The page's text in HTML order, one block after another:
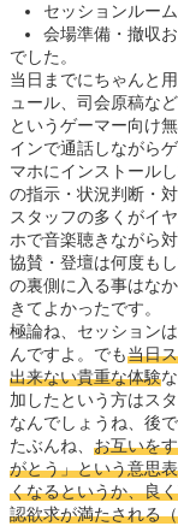
セッションルー
会場準備・撤収
でした。
当日までにちゃんと
ュール、司会原稿な
というゲーマー向け
インで通話しながら
マホにインストール
の指示・状況判断・
スタッフの多くがイ
ホで音楽聴きながら
協賛・登壇は何度も
の裏側に入る事はな
きてよかったです。
極論ね、セッション
んですよ。でも当日
出来ない貴重な体験
加したという方はス
なんでしょうね、後
たぶんね、 お互いを
がとう」という意思
くなるというか、良
認欲求が満たされる